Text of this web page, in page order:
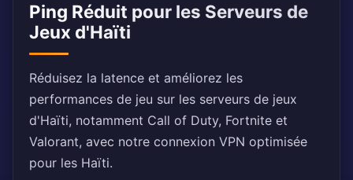
Ping Réduit pour les Serveurs de
Jeux d'Haïti
Réduisez la latence et améliorez les
performances de jeu sur les serveurs de jeux
d'Haïti, notamment Call of Duty, Fortnite et
Valorant, avec notre connexion VPN optimisée
pour les Haïti.